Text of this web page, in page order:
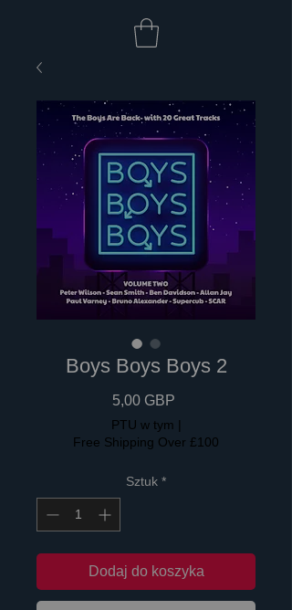
Boys Boys Boys 2
5,00 GBP
PTU w tym |
Free Shipping Over £100
Sztuk *
Dodaj do koszyka